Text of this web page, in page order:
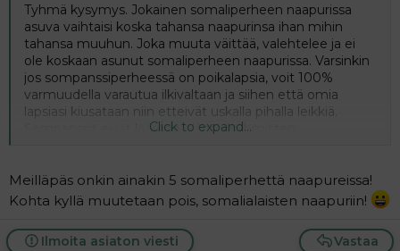
Tyhmä kysymys. Jokainen somaliperheen naapurissa
asuva vaihtaisi koska tahansa naapurinsa ihan mihin
tahansa muuhun. Joka muuta väittää, valehtelee ja ei
ole koskaan asunut somaliperheen naapurissa. Varsinkin
jos sompanssiperheessä on poikalapsia, voit 100%
varmuudella varautua ilkivaltaan ja siihen että omia
lapsiasi kiusataan niin etteivät uskalla pihalla leikkiä.
Sompanssit eivät kykene elämään ihmisten
Click to expand...
Meilläpäs onkin ainakin 5 somaliperhettä naapureissa!
Kohta kyllä muutetaan pois, somalialaisten naapuriin!
Vastaa
Ilmoita asiaton viesti